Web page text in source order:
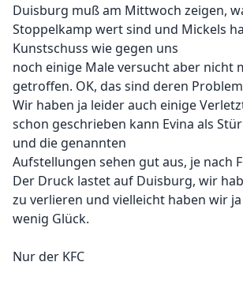
Duisburg muß am Mittwoch zeigen,
Stoppelkamp wert sind und Mickels
Kunstschuss wie gegen uns
noch einige Male versucht aber nicht
getroffen. OK, das sind deren
Wir haben ja leider auch einige
schon geschrieben kann Evina als
und die genannten
Aufstellungen sehen gut aus, je nach
Der Druck lastet auf Duisburg, wir
zu verlieren und vielleicht haben wir
wenig Glück.
Nur der KFC